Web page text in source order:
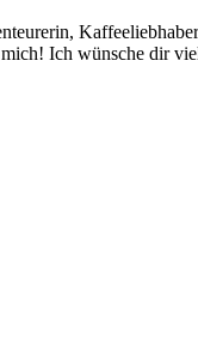
Ich wünsche dir